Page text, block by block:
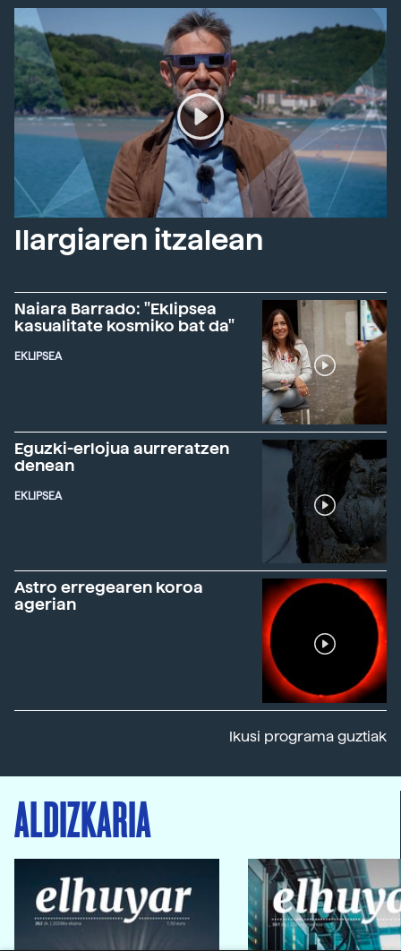
Ilargiaren itzalean
Naiara Barrado: "Eklipsea
kasualitate kosmiko bat da"
EKLIPSEA
Eguzki-erlojua aurreratzen
denean
EKLIPSEA
Astro erregearen koroa
agerian
Ikusi programa guztiak
ALDIZKARIA